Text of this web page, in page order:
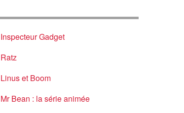
Inspecteur Gadget
Ratz
Linus et Boom
Mr Bean : la série animée